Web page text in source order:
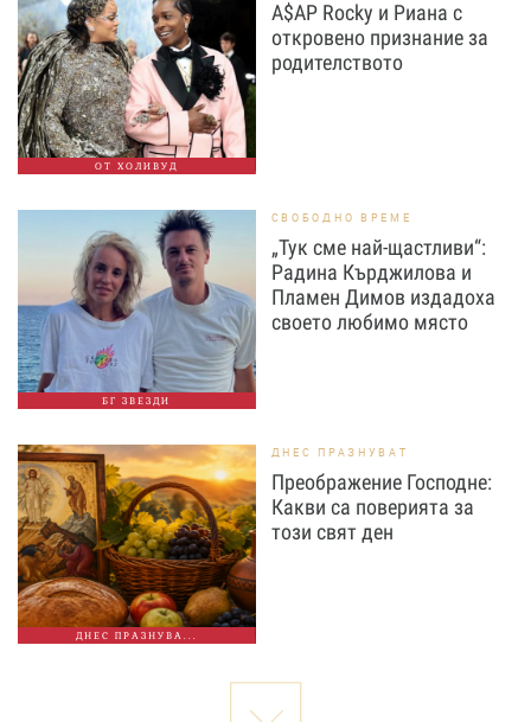
ОТ ХОЛИВУД
A$AP Rocky и Риана с
откровено признание за
родителството
БГ ЗВЕЗДИ
СВОБОДНО ВРЕМЕ
„Тук сме най-щастливи“:
Радина Кърджилова и
Пламен Димов издадоха
своето любимо място
ДНЕС ПРАЗНУВА...
ДНЕС ПРАЗНУВАТ
Преображение Господне:
Какви са поверията за
този свят ден